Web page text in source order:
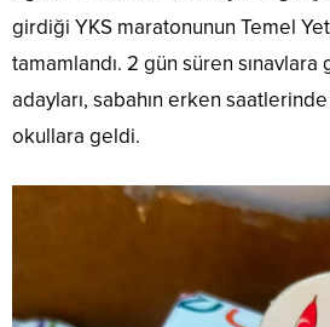
girdiği YKS maratonunun Temel
tamamlandı. 2 gün süren
adayları, sabahın erken
okullara geldi.